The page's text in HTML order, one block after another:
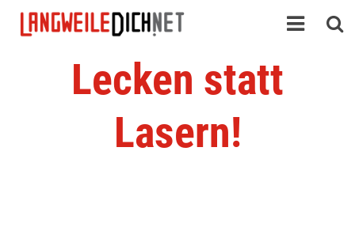
Lecken statt
Lasern!